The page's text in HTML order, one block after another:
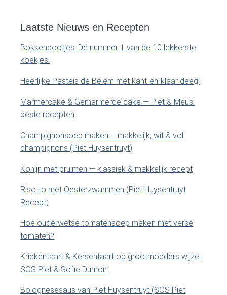
a
y
S
d
e
b
a
o
d
e
z
s
i
e
.
.
Laatste Nieuws en Recepten
Bokkenpootjes: Dé nummer 1 van de 10 lekkerste
koekjes!
Heerlijke Pasteis de Belem met kant-en-klaar deeg!
Marmercake & Gemarmerde cake — Piet & Meus’
beste recepten
Champignonsoep maken – makkelijk, wit & vol
champignons (Piet Huysentruyt)
Konijn met pruimen — klassiek & makkelijk recept
Risotto met Oesterzwammen (Piet Huysentruyt
Recept)
Hoe ouderwetse tomatensoep maken met verse
tomaten?
Kriekentaart & Kersentaart op grootmoeders wijze |
SOS Piet & Sofie Dumont
Bolognesesaus van Piet Huysentruyt (SOS Piet